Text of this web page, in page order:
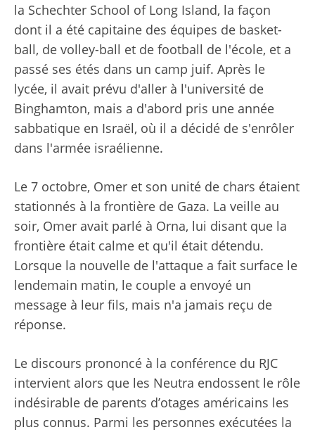
la Schechter School of Long Island, la façon
dont il a été capitaine des équipes de basket-
ball, de volley-ball et de football de l'école, et a
passé ses étés dans un camp juif. Après le
lycée, il avait prévu d'aller à l'université de
Binghamton, mais a d'abord pris une année
sabbatique en Israël, où il a décidé de s'enrôler
dans l'armée israélienne.
Le 7 octobre, Omer et son unité de chars étaient
stationnés à la frontière de Gaza. La veille au
soir, Omer avait parlé à Orna, lui disant que la
frontière était calme et qu'il était détendu.
Lorsque la nouvelle de l'attaque a fait surface le
lendemain matin, le couple a envoyé un
message à leur fils, mais n'a jamais reçu de
réponse.
Le discours prononcé à la conférence du RJC
intervient alors que les Neutra endossent le rôle
indésirable de parents d’otages américains les
plus connus. Parmi les personnes exécutées la